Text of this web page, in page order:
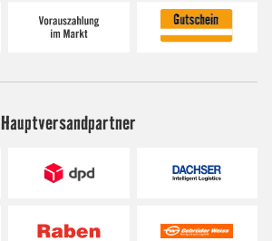
Hauptversandpartner